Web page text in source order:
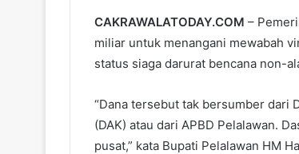
CAKRAWALATODAY.COM –
miliar untuk menangani mewabah
status siaga darurat bencana non-
“Dana tersebut tak bersumber dari
(DAK) atau dari APBD Pelalawan.
pusat,” kata Bupati Pelalawan HM